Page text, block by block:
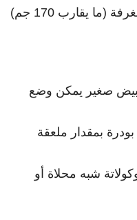
(ما يقارب 170 جم)
صغير يمكن وضع
بودرة بمقدار ملعقة
شبه محلاة أو